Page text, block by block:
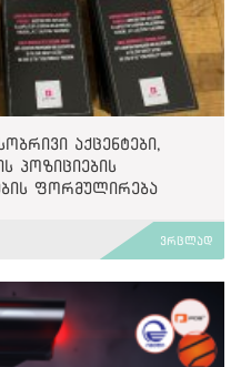
აქცენტები,
პოზიციების
ფორმულირება
ვრცლად